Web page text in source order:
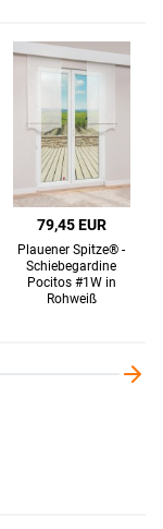
79,45 EUR
Plauener Spitze® -
Schiebegardine
Pocitos #1W in
Rohweiß